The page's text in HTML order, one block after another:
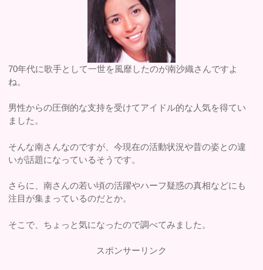
70年代に歌手として一世を風靡したのが南沙織さんですよ
ね。
男性からの圧倒的な支持を受けてアイドル的な人気を得てい
ました。
そんな南さんなのですが、今現在の活動状況や昔の姿との違
いが話題になっているそうです。
さらに、南さんの若い頃の活躍やハーフ疑惑の真相などにも
注目が集まっているのだとか。
そこで、ちょっと気になったので調べてみました。
スポンサーリンク